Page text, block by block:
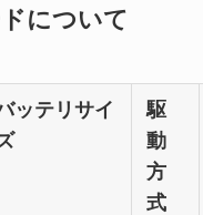
について
ッテリサイ
駆
動
方
式